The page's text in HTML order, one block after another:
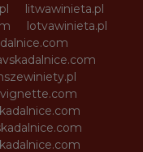
litwawinieta.pl
lotvawinieta.pl